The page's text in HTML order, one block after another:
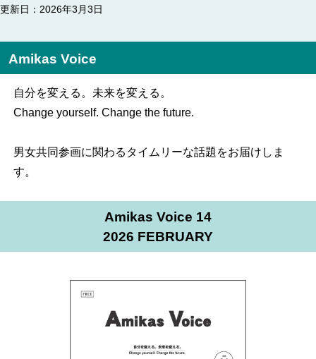
更新日：2026年3月3日
Amikas Voice
自分を変える。未来を変える。
Change yourself. Change the future.
男女共同参画に関わるタイムリーな話題をお届けしま
す。
Amikas Voice 14
2026 FEBRUARY